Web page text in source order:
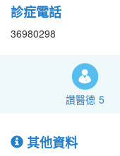
診症電話
36980298
讚醫德 5
其他資料